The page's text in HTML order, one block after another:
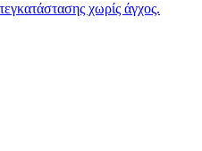
χωρίς άγχος.